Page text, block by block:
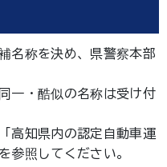
称を決め、県警察本部
一・酷似の名称は受け付
高知県内の認定自動車運
参照してください。